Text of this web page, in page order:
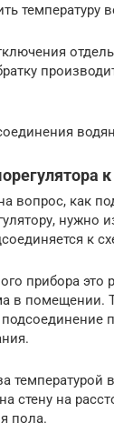
температуру
вопрос, как
нужно
к
прибора это
в помещении.
подсоединение
температурой
стену на
пола.